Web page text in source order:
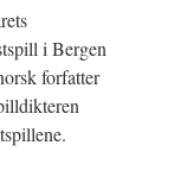
i Bergen
forfatter